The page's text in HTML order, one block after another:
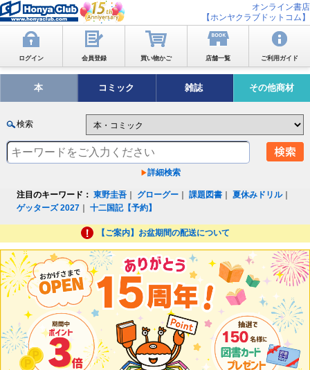
オンライン書店
【ホンヤクラブドットコム】
ログイン 会員登録 買い物かご 店舗一覧 ご利用ガイド
本 コミック 雑誌 その他商材
検索
詳細検索
注目のキーワード： 東野圭吾 グローグー ｜課題図書 ｜夏休みドリル｜
ゲッターズ 2027 ｜十二国記【予約】
【ご案内】お盆期間の配送について